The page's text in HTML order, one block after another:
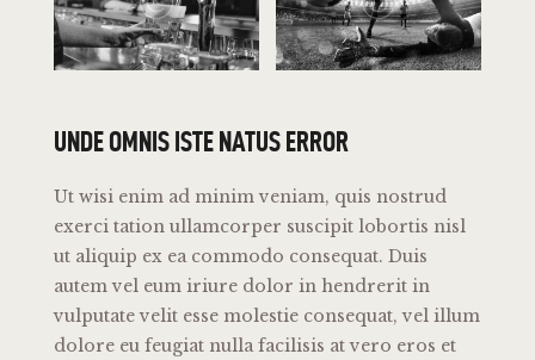
UNDE OMNIS ISTE NATUS ERROR
Ut wisi enim ad minim veniam, quis nostrud
exerci tation ullamcorper suscipit lobortis nisl
ut aliquip ex ea commodo consequat. Duis
autem vel eum iriure dolor in hendrerit in
vulputate velit esse molestie consequat, vel illum
dolore eu feugiat nulla facilisis at vero eros et